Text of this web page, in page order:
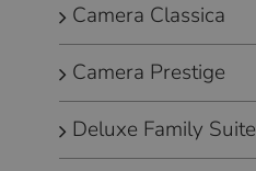
Camera Classica
Camera Prestige
Deluxe Family Suite